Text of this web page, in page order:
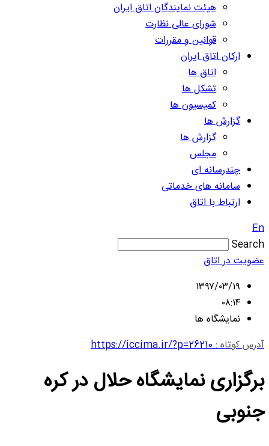
هیئت نمایندگان اتاق ایران
شورای عالی نظارت
قوانین و مقررات
ارکان اتاق ایران
اتاق ها
تشکل ها
کمیسیون ها
گزارش ها
گزارش ها
مجلس
چندرسانه ای
سامانه های خدماتی
ارتباط با اتاق
En
Search
عضویت در اتاق
۱۳۹۷/۰۳/۱۹
۰۸:۱۴
نمایشگاه ها
آدرس کوتاه :https://iccima.ir/?p=26210
برگزاری نمایشگاه حلال در کره
جنوبی